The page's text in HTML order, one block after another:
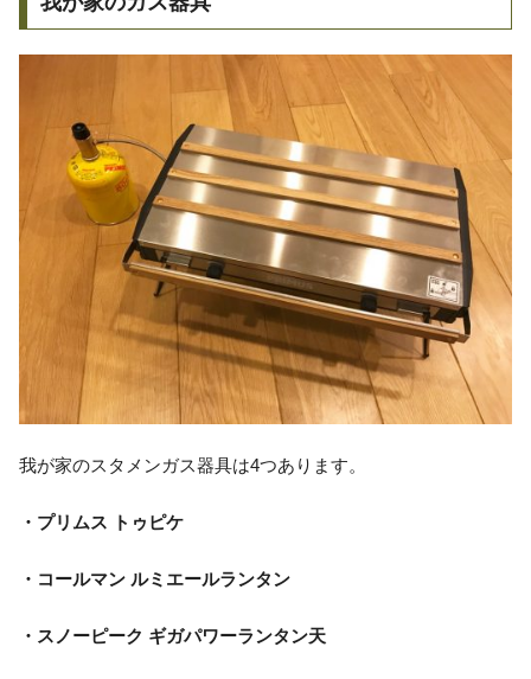
我が家のスタメンガス器具は4つあります。
・プリムス トゥピケ
・コールマン ルミエールランタン
・スノーピーク ギガパワーランタン天